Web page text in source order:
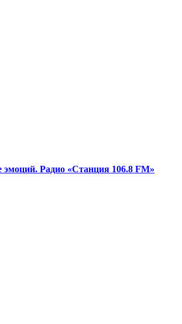
эмоций. Радио «Станция 106.8 FM»